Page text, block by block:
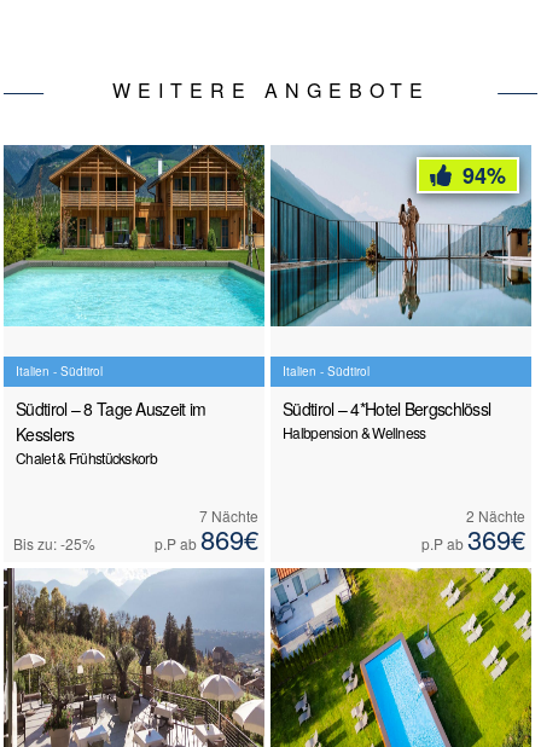
WEITERE ANGEBOTE
Italien - Südtirol
Südtirol – 8 Tage Auszeit im
Kesslers
Chalet & Frühstückskorb
Bis zu: -25%
7 Nächte
p.P ab869€
Italien - Südtirol
Südtirol – 4*Hotel Bergschlössl
Halbpension & Wellness
2 Nächte
p.P ab369€
94%